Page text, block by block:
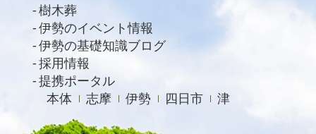
2020年9月
2020年8月
2020年7月
2020年6月
2020年4月
樹木葬
伊勢のイベント情報
伊勢の基礎知識ブログ
採用情報
提携ポータル
本体
志摩 伊勢 四日市 津